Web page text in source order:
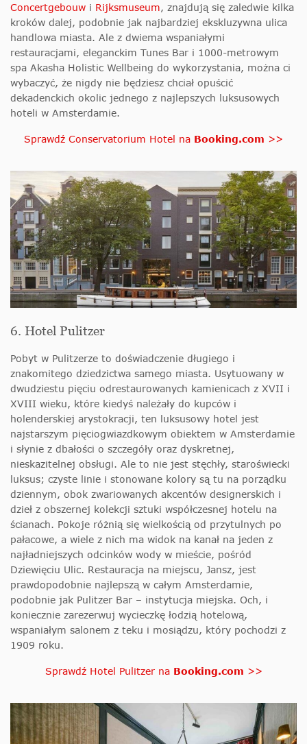
Concertgebouw i Rijksmuseum, znajdują się zaledwie kilka
kroków dalej, podobnie jak najbardziej ekskluzywna ulica
handlowa miasta. Ale z dwiema wspaniałymi
restauracjami, eleganckim Tunes Bar i 1000-metrowym
spa Akasha Holistic Wellbeing do wykorzystania, można ci
wybaczyć, że nigdy nie będziesz chciał opuścić
dekadenckich okolic jednego z najlepszych luksusowych
hoteli w Amsterdamie.
Sprawdź Conservatorium Hotel na Booking.com >>
6. Hotel Pulitzer
Pobyt w Pulitzerze to doświadczenie długiego i
znakomitego dziedzictwa samego miasta. Usytuowany w
dwudziestu pięciu odrestaurowanych kamienicach z XVII i
XVIII wieku, które kiedyś należały do kupców i
holenderskiej arystokracji, ten luksusowy hotel jest
najstarszym pięciogwiazdkowym obiektem w Amsterdamie
i słynie z dbałości o szczegóły oraz dyskretnej,
nieskazitelnej obsługi. Ale to nie jest stęchły, staroświecki
luksus; czyste linie i stonowane kolory są tu na porządku
dziennym, obok zwariowanych akcentów designerskich i
dzieł z obszernej kolekcji sztuki współczesnej hotelu na
ścianach. Pokoje różnią się wielkością od przytulnych po
pałacowe, a wiele z nich ma widok na kanał na jeden z
najładniejszych odcinków wody w mieście, pośród
Dziewięciu Ulic. Restauracja na miejscu, Jansz, jest
prawdopodobnie najlepszą w całym Amsterdamie,
podobnie jak Pulitzer Bar – instytucja miejska. Och, i
koniecznie zarezerwuj wycieczkę łodzią hotelową,
wspaniałym salonem z teku i mosiądzu, który pochodzi z
1909 roku.
Sprawdź Hotel Pulitzer na Booking.com >>